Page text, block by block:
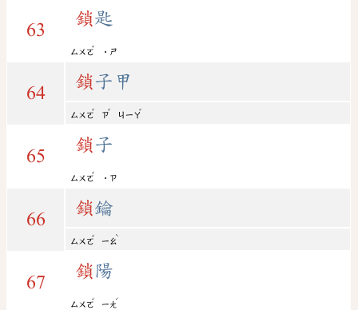
63
鎖匙
ㄙㄨㄛ
ˇ
˙ㄕ
64
鎖子甲
ㄙㄨㄛ
ˇ
ㄗ
ˇ
ㄐㄧㄚ
ˇ
65
鎖子
ㄙㄨㄛ
ˇ
˙ㄗ
66
鎖鑰
ㄙㄨㄛ
ˇ
ㄧㄠ
ˋ
67
鎖陽
ㄙㄨㄛ
ˇ
ㄧㄤ
ˊ